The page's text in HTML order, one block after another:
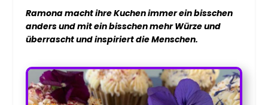
Ramona macht ihre Kuchen immer ein bisschen
anders und mit ein bisschen mehr Würze und
überrascht und inspiriert die Menschen.